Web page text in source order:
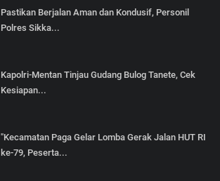
Pastikan Berjalan Aman dan Kondusif, Personil
Polres Sikka...
Kapolri-Mentan Tinjau Gudang Bulog Tanete, Cek
Kesiapan...
"Kecamatan Paga Gelar Lomba Gerak Jalan HUT RI
ke-79, Peserta...